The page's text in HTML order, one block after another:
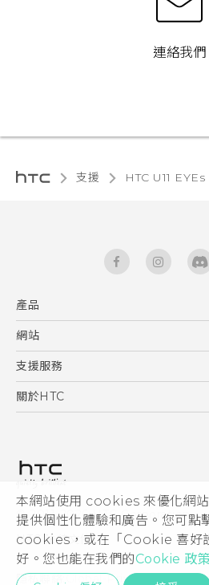
本網站使用 cookies 來優化網站
提供個性化體驗和廣告。您可點
cookies，或在「Cookie 喜好
好。您也能在我們的Cookie 政策
連絡我們
支援 HTC U11 EYEs‎
產品
5G
智能手機
區塊鍊手機
網站
HTC Dev
HTC Research
支援服務
服務中心
關於HTC
私隱政策
產品安全
加入HTC
Security and Privacy
© 2011-2026 HTC Corporation
HTC 法律文件
隱私聯絡: Global-